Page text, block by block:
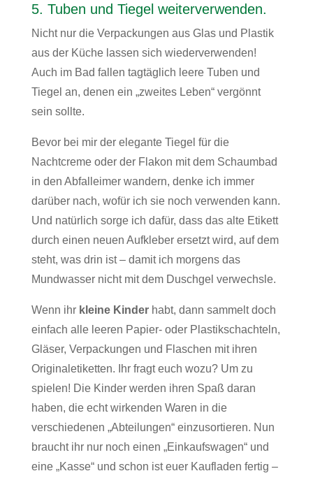
5. Tuben und Tiegel weiterverwenden.
Nicht nur die Verpackungen aus Glas und Plastik
aus der Küche lassen sich wiederverwenden!
Auch im Bad fallen tagtäglich leere Tuben und
Tiegel an, denen ein „zweites Leben“ vergönnt
sein sollte.
Bevor bei mir der elegante Tiegel für die
Nachtcreme oder der Flakon mit dem Schaumbad
in den Abfalleimer wandern, denke ich immer
darüber nach, wofür ich sie noch verwenden kann.
Und natürlich sorge ich dafür, dass das alte Etikett
durch einen neuen Aufkleber ersetzt wird, auf dem
steht, was drin ist – damit ich morgens das
Mundwasser nicht mit dem Duschgel verwechsle.
Wenn ihr kleine Kinderhabt, dann sammelt doch
einfach alle leeren Papier- oder Plastikschachteln,
Gläser, Verpackungen und Flaschen mit ihren
Originaletiketten. Ihr fragt euch wozu? Um zu
spielen! Die Kinder werden ihren Spaß daran
haben, die echt wirkenden Waren in die
verschiedenen „Abteilungen“ einzusortieren. Nun
braucht ihr nur noch einen „Einkaufswagen“ und
eine „Kasse“ und schon ist euer Kaufladen fertig –